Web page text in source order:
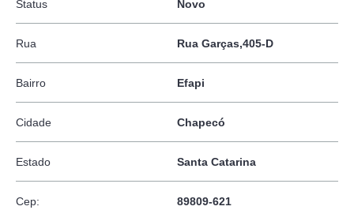
Status Novo
Rua Rua Garças,405-D
Bairro Efapi
Cidade Chapecó
Estado Santa Catarina
Cep: 89809-621